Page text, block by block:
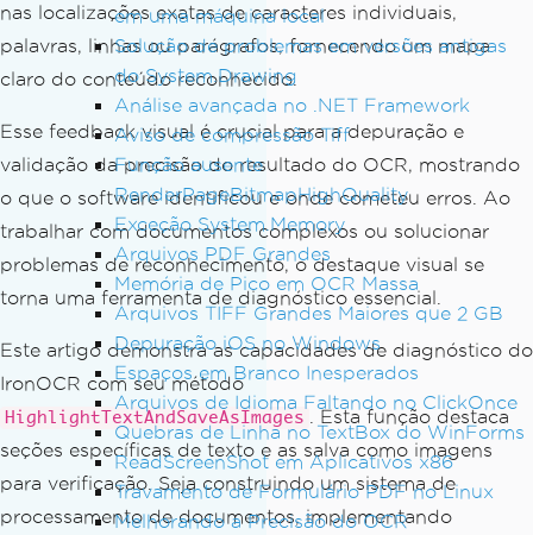
em uma máquina local
Solução de problemas em versões antigas
do System.Drawing
Análise avançada no .NET Framework
Aviso de compressão Tiff
Função ausente
RenderPageBitmapHighQuality
Exceção System.Memory
Arquivos PDF Grandes
Memória de Pico em OCR Massa
Arquivos TIFF Grandes Maiores que 2 GB
Depuração iOS no Windows
Espaços em Branco Inesperados
Arquivos de Idioma Faltando no ClickOnce
Quebras de Linha no TextBox do WinForms
ReadScreenShot em Aplicativos x86
Travamento de Formulário PDF no Linux
Melhorando a Precisão do OCR
nas localizações exatas de caracteres individuais,
palavras, linhas ou parágrafos, fornecendo um mapa
claro do conteúdo reconhecido.
Esse feedback visual é crucial para a depuração e
validação da precisão do resultado do OCR, mostrando
o que o software identificou e onde cometeu erros. Ao
trabalhar com documentos complexos ou solucionar
problemas de reconhecimento, o destaque visual se
torna uma ferramenta de diagnóstico essencial.
Este artigo demonstra as capacidades de diagnóstico do
IronOCR com seu método
HighlightTextAndSaveAsImages
. Esta função destaca
seções específicas de texto e as salva como imagens
para verificação. Seja construindo um sistema de
processamento de documentos, implementando